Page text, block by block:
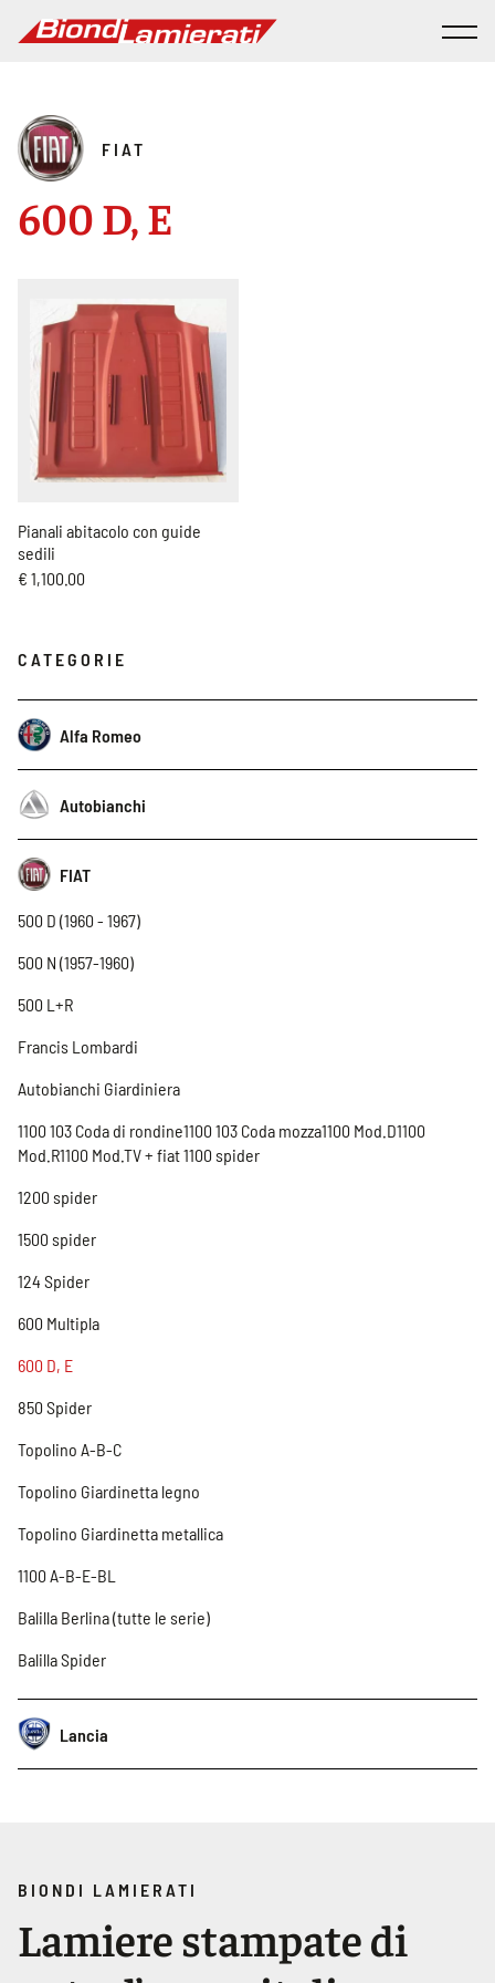
FIAT
600 D, E
CATEGORIE
Alfa Romeo
Autobianchi
FIAT
500 D (1960 - 1967)
500 N (1957-1960)
500 L+R
Francis Lombardi
Autobianchi Giardiniera
1100 103 Coda di rondine1100 103 Coda mozza1100 Mod.D1100
Mod.R1100 Mod.TV + fiat 1100 spider
1200 spider
1500 spider
124 Spider
600 Multipla
600 D, E
850 Spider
Topolino A-B-C
Topolino Giardinetta legno
Topolino Giardinetta metallica
1100 A-B-E-BL
Balilla Berlina (tutte le serie)
Balilla Spider
Lancia
Pianali abitacolo con guide
sedili
€ 1,100.00
BIONDI LAMIERATI
Lamiere stampate di